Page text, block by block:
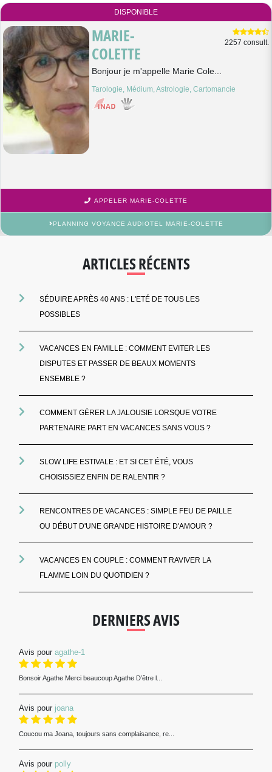
DISPONIBLE
MARIE-
COLETTE
2257 consult.
Bonjour je m'appelle Marie Cole...
Tarologie, Médium, Astrologie, Cartomancie
APPELER MARIE-COLETTE
PLANNING VOYANCE AUDIOTEL MARIE-COLETTE
ARTICLES RÉCENTS
SÉDUIRE APRÈS 40 ANS : L'ETÉ DE TOUS LES
POSSIBLES
VACANCES EN FAMILLE : COMMENT EVITER LES
DISPUTES ET PASSER DE BEAUX MOMENTS
ENSEMBLE ?
COMMENT GÉRER LA JALOUSIE LORSQUE VOTRE
PARTENAIRE PART EN VACANCES SANS VOUS ?
SLOW LIFE ESTIVALE : ET SI CET ÉTÉ, VOUS
CHOISISSIEZ ENFIN DE RALENTIR ?
RENCONTRES DE VACANCES : SIMPLE FEU DE PAILLE
OU DÉBUT D'UNE GRANDE HISTOIRE D'AMOUR ?
VACANCES EN COUPLE : COMMENT RAVIVER LA
FLAMME LOIN DU QUOTIDIEN ?
DERNIERS AVIS
Avis pour agathe-1
Bonsoir Agathe Merci beaucoup Agathe D’être l...
Avis pour joana
Coucou ma Joana, toujours sans complaisance, re...
Avis pour polly